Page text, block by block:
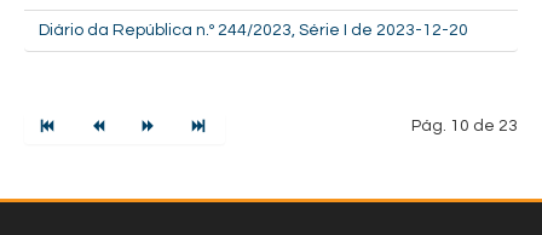
Diário da República n.º 244/2023, Série I de 2023-12-20
Pág. 10 de 23